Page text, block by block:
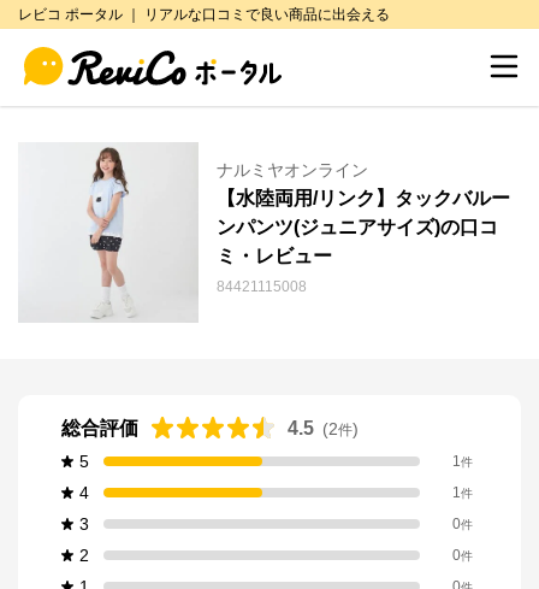
レビコ ポータル ｜ リアルな口コミで良い商品に出会える
ナルミヤオンライン
【水陸両用/リンク】タックバルー
ンパンツ(ジュニアサイズ)の口コ
ミ・レビュー
84421115008
総合評価 4.5 (2件)
5
1件
4 1件
3 0件
2 0件